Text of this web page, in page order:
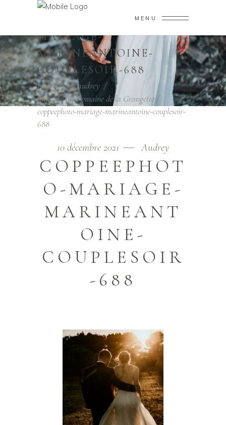
MENU
COPPEEPHOTO-
MARIAGE-
MARINEANTOINE-
COUPLESOIR-688
Home/blog audrey /
Mariage au Domaine de la Grangette/
coppeephoto-mariage-marineantoine-couplesoir-
688
10 décembre 2021 Audrey
COPPEEPHOT
O-MARIAGE-
MARINEANT
OINE-
COUPLESOIR
-688